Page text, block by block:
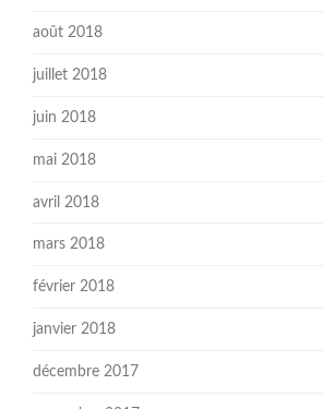
août 2018
juillet 2018
juin 2018
mai 2018
avril 2018
mars 2018
février 2018
janvier 2018
décembre 2017